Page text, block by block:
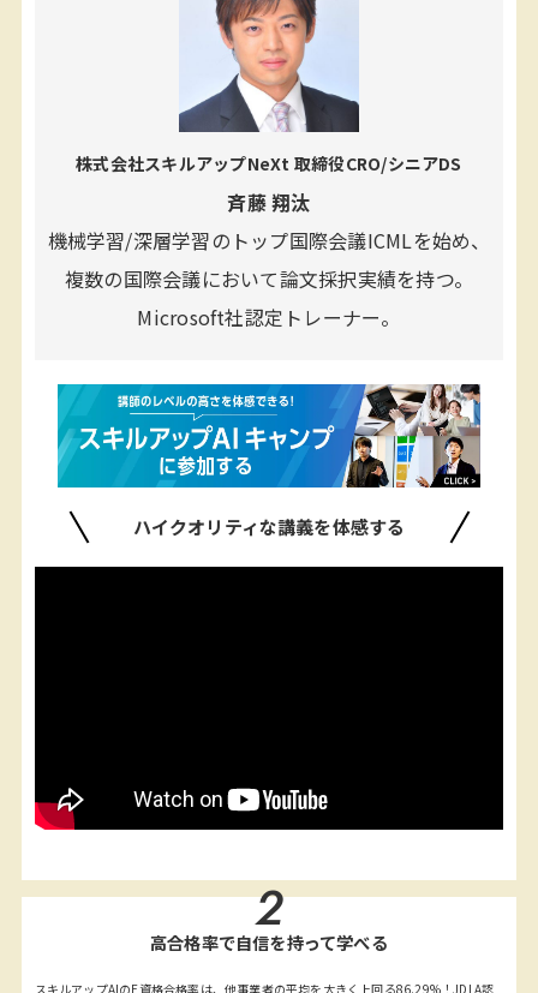
株式会社スキルアップNeXt 取締役CRO/シニアDS
斉藤 翔汰
機械学習/深層学習のトップ国際会議ICMLを始め、
複数の国際会議において論文採択実績を持つ。
Microsoft社認定トレーナー。
ハイクオリティな講義を体感する
2
高合格率で自信を持って学べる
スキルアップAIのE資格合格率は、他事業者の平均を大きく上回る86.29%！JDLA認